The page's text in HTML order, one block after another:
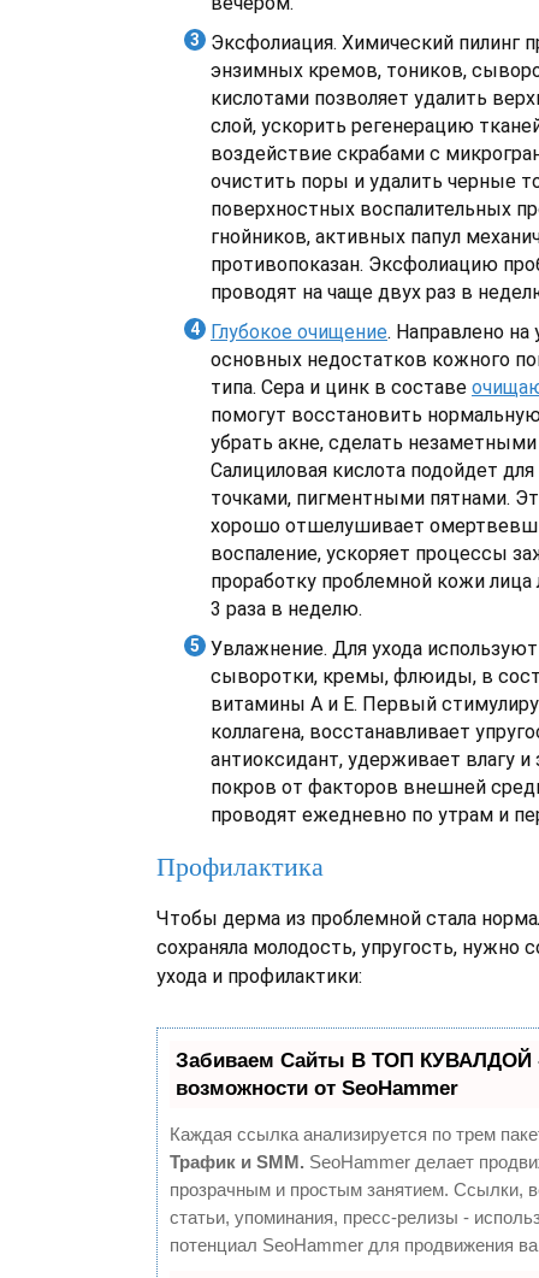
Эксфолиация. Химический пилинг
энзимных кремов, тоников,
кислотами позволяет удалить
слой, ускорить регенерацию
воздействие скрабами с
очистить поры и удалить черные
поверхностных воспалительных
гнойников, активных папул
противопоказан. Эксфолиацию
проводят на чаще двух раз в
Глубокое очищение. Направлено на
основных недостатков кожного
типа. Сера и цинк в составе
помогут восстановить
убрать акне, сделать
Салициловая кислота подойдет
точками, пигментными пятнами.
хорошо отшелушивает
воспаление, ускоряет процессы
проработку проблемной кожи
3 раза в неделю.
Увлажнение. Для ухода
сыворотки, кремы, флюиды, в
витамины A и E. Первый
коллагена, восстанавливает
антиоксидант, удерживает влагу
покров от факторов внешней
проводят ежедневно по утрам и
Профилактика
Чтобы дерма из проблемной стала
сохраняла молодость, упругость, нужно
ухода и профилактики:
Забиваем Сайты В ТОП КУВАЛДОЙ
возможности от SeoHammer
Каждая ссылка анализируется по трем
Трафик и SMM. SeoHammer делает
прозрачным и простым занятием. Ссылки,
статьи, упоминания, пресс-релизы -
потенциал SeoHammer для продвижения